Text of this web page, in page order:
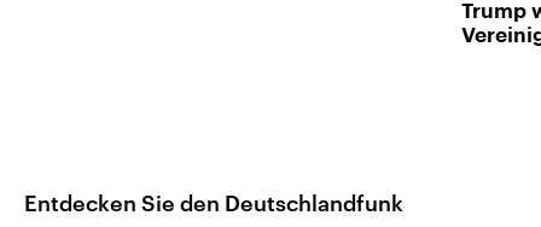
Trump
Entdecken Sie den Deutschlandfunk